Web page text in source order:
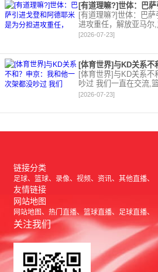
[有道理嘛?]世体：巴
进攻重任，解放亚马尔,
藏本站，24小时为你
[2026-07-23]
[体育世界]与KD关系不
吵过 我们一直在交流,
欢迎收藏本站，24小
[2026-07-23]
链接分类
足球 篮球 录像 视频 资讯 其他直播
友情链接
网站地图
网站地图 热门直播 篮球直播 足球直播
关注我们